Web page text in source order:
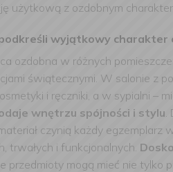
użytkową z ozdobnym
wyjątkowy charakter
ozdobna w różnych
świątecznymi. W salonie z
i ręczniki, a w sypialni –
wnętrzu spójności i stylu.
czynią każdy
trwałych i funkcjonalnych.
przedmioty mogą mieć nie tylko